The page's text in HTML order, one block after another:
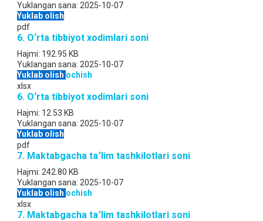
Yuklangan sana: 2025-10-07
Yuklab olish
pdf
6. O‘rta tibbiyot xodimlari soni
Hajmi: 192.95 KB
Yuklangan sana: 2025-10-07
Yuklab olish ochish
xlsx
6. O‘rta tibbiyot xodimlari soni
Hajmi: 12.53 KB
Yuklangan sana: 2025-10-07
Yuklab olish
pdf
7. Maktabgacha ta՚lim tashkilotlari soni
Hajmi: 242.80 KB
Yuklangan sana: 2025-10-07
Yuklab olish ochish
xlsx
7. Maktabgacha ta՚lim tashkilotlari soni